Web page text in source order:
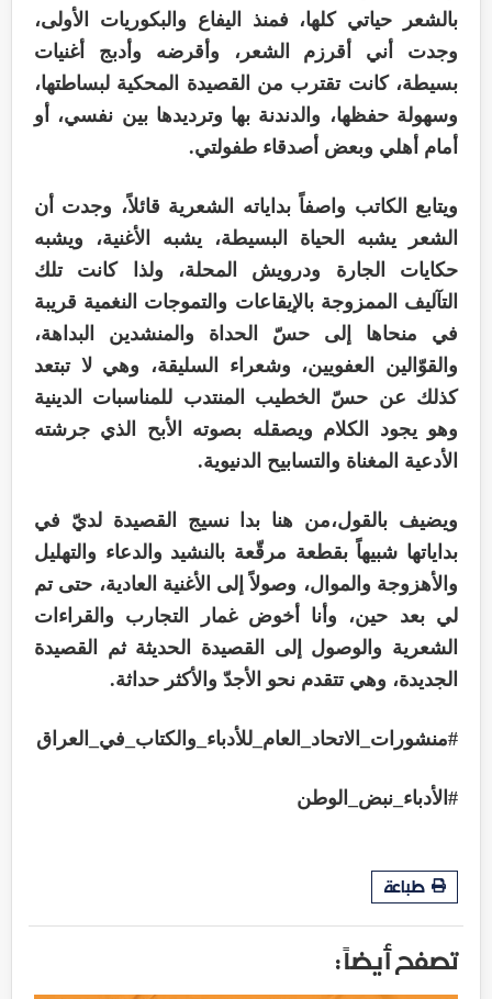
بالشعر حياتي كلها، فمنذ اليفاع والبكوريات الأولى،
وجدت أني أقرزم الشعر، وأقرضه وأدبج أغنيات
بسيطة، كانت تقترب من القصيدة المحكية لبساطتها،
وسهولة حفظها، والدندنة بها وترديدها بين نفسي، أو
أمام أهلي وبعض أصدقاء طفولتي.
ويتابع الكاتب واصفاً بداياته الشعرية قائلاً، وجدت أن
الشعر يشبه الحياة البسيطة، يشبه الأغنية، ويشبه
حكايات الجارة ودرويش المحلة، ولذا كانت تلك
التآليف الممزوجة بالإيقاعات والتموجات النغمية قريبة
في منحاها إلى حسّ الحداة والمنشدين البداهة،
والقوّالين العفويين، وشعراء السليقة، وهي لا تبتعد
كذلك عن حسّ الخطيب المنتدب للمناسبات الدينية
وهو يجود الكلام ويصقله بصوته الأبح الذي جرشته
الأدعية المغناة والتسابيح الدنيوية.
ويضيف بالقول،من هنا بدا نسيج القصيدة لديّ في
بداياتها شبيهاً بقطعة مرقّعة بالنشيد والدعاء والتهليل
والأهزوجة والموال، وصولاً إلى الأغنية العادية، حتى تم
لي بعد حين، وأنا أخوض غمار التجارب والقراءات
الشعرية والوصول إلى القصيدة الحديثة ثم القصيدة
الجديدة، وهي تتقدم نحو الأجدّ والأكثر حداثة.
#منشورات_الاتحاد_العام_للأدباء_والكتاب_في_العراق
#الأدباء_نبض_الوطن
طباعة
تصفح أيضاً :